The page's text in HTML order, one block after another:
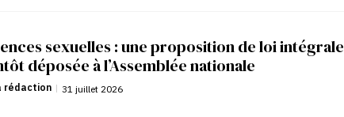
sexuelles : une proposition de loi intégrale
déposée à l’Assemblée nationale
rédaction | 31 juillet 2026